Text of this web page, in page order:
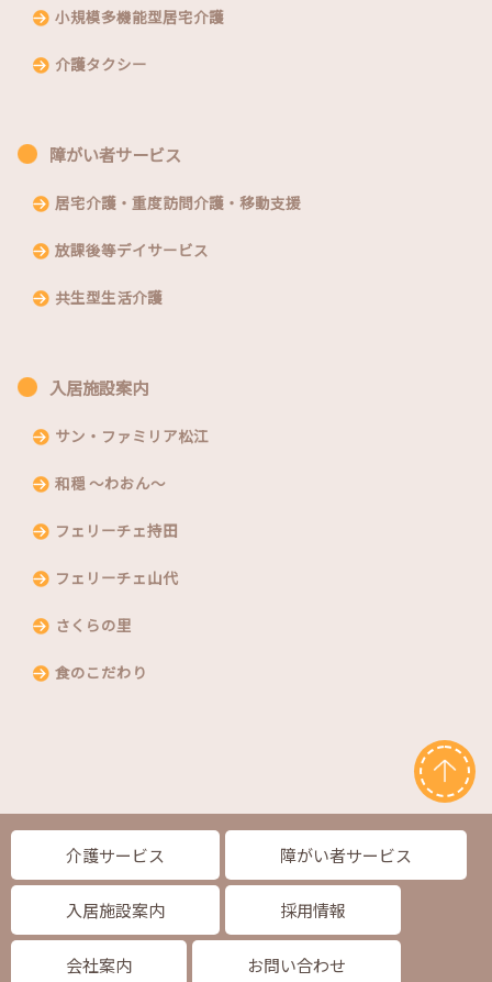
小規模多機能型居宅介護
介護タクシー
障がい者サービス
居宅介護・重度訪問介護・移動支援
放課後等デイサービス
共生型生活介護
入居施設案内
サン・ファミリア松江
和穏 〜わおん〜
フェリーチェ持田
フェリーチェ山代
さくらの里
食のこだわり
介護サービス 障がい者サービス
入居施設案内 採用情報
会社案内 お問い合わせ